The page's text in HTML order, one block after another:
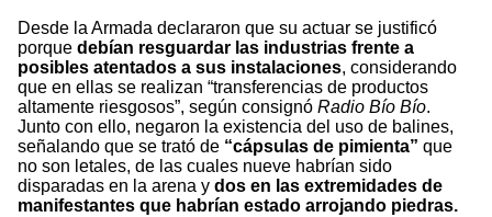
Desde la Armada declararon que su actuar se justificó
porque debían resguardar las industrias frente a
posibles atentados a sus instalaciones, considerando
que en ellas se realizan “transferencias de productos
altamente riesgosos”, según consignó Radio Bío Bío.
Junto con ello, negaron la existencia del uso de balines,
señalando que se trató de “cápsulas de pimienta” que
no son letales, de las cuales nueve habrían sido
disparadas en la arena y dos en las extremidades de
manifestantes que habrían estado arrojando piedras.